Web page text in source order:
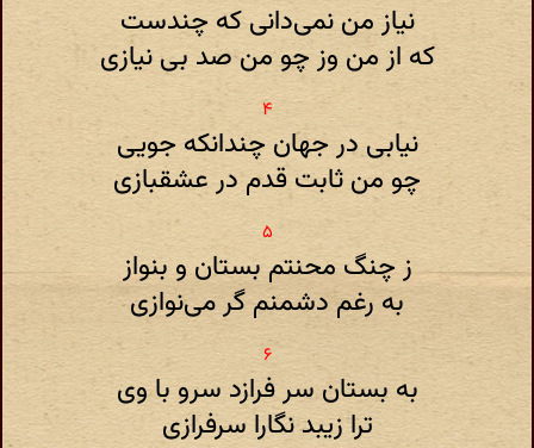
نیاز من نمی‌دانی که چندست
که از من وز چو من صد بی نیازی
نیابی در جهان چندانکه جویی
چو من ثابت قدم در عشقبازی
ز چنگ محنتم بستان و بنواز
به رغم دشمنم گر می‌نوازی
به بستان سر فرازد سرو با وی
ترا زیبد نگارا سرفرازی